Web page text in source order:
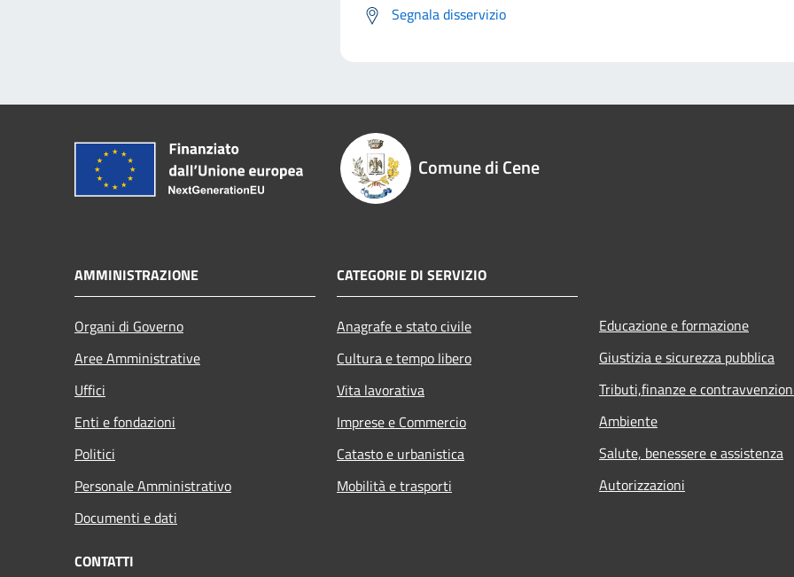
Segnala disservizio
Comune di Cene
AMMINISTRAZIONE
Organi di Governo
Aree Amministrative
Uffici
Enti e fondazioni
Politici
Personale Amministrativo
Documenti e dati
CATEGORIE DI SERVIZIO
Anagrafe e stato civile
Cultura e tempo libero
Vita lavorativa
Imprese e Commercio
Catasto e urbanistica
Mobilità e trasporti
Educazione e formazione
Giustizia e sicurezza pubblica
Tributi,finanze e
Ambiente
Salute, benessere e assistenza
Autorizzazioni
CONTATTI